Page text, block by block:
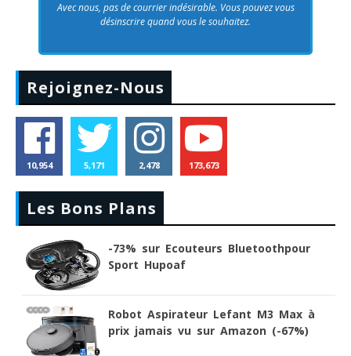
Avec nous, pas de courrier indésirable. Vous pouvez vous
désinscrire quand vous le souhaitez.
Rejoignez-Nous
10,954 5,171 2,478 173,673
Les Bons Plans
-73% sur Ecouteurs Bluetoothpour
Sport Hupoaf
Robot Aspirateur Lefant M3 Max à
prix jamais vu sur Amazon (-67%)